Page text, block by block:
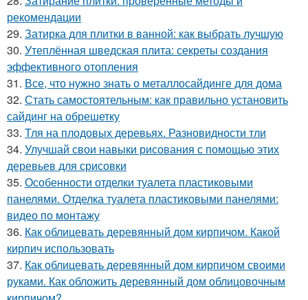
рекомендации
29. Затирка для плитки в ванной: как выбрать лучшую
30. Утеплённая шведская плита: секреты создания
эффективного отопления
31. Все, что нужно знать о металлосайдинге для дома
32. Стать самостоятельным: как правильно установить
сайдинг на обрешетку
33. Тля на плодовых деревьях. Разновидности тли
34. Улучшай свои навыки рисования с помощью этих
деревьев для срисовки
35. Особенности отделки туалета пластиковыми
панелями. Отделка туалета пластиковыми панелями:
видео по монтажу
36. Как облицевать деревянный дом кирпичом. Какой
кирпич использовать
37. Как облицевать деревянный дом кирпичом своими
руками. Как обложить деревянный дом облицовочным